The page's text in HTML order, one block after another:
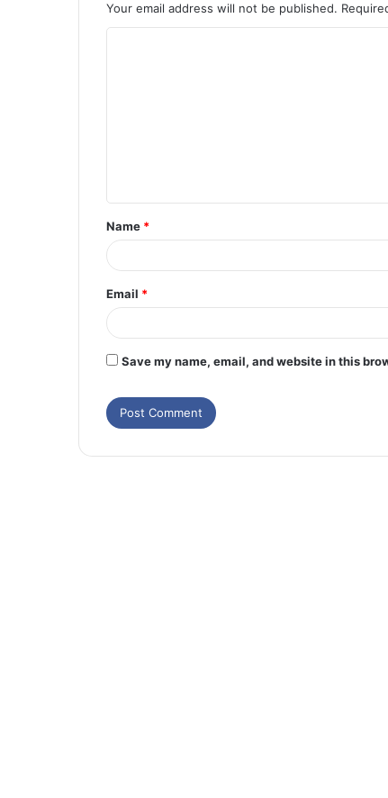
Your email address will not be published.
Name *
Email *
Save my name, email, and website in this